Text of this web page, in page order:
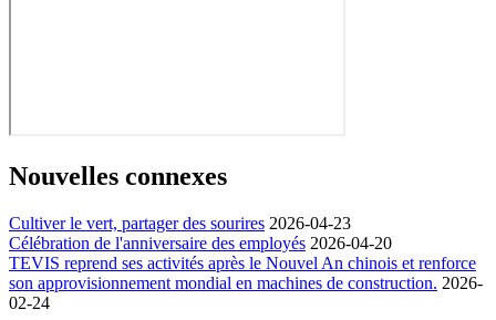
Nouvelles connexes
Cultiver le vert, partager des sourires 2026-04-23
Célébration de l'anniversaire des employés 2026-04-20
TEVIS reprend ses activités après le Nouvel An chinois et renforce
son approvisionnement mondial en machines de construction. 2026-
02-24